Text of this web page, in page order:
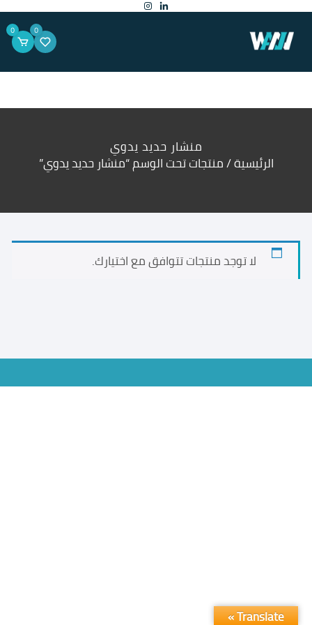
إلى
المحتوى 0
0
منشار حديد يدوي
الرئيسية/ منتجات تحت الوسم “منشار حديد يدوي”
لا توجد منتجات تتوافق مع اختيارك.
Translate »